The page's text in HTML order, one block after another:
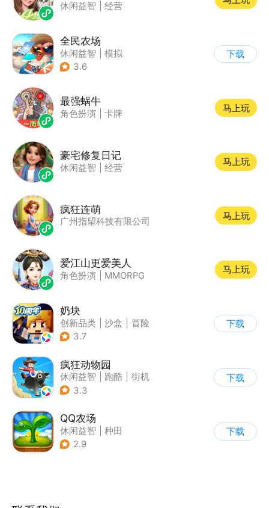
休闲益智 经营
全民农场
休闲益智
模拟
| 田园生活
3.6
下载
最强蜗牛
角色扮演 卡牌
马上玩
豪宅修复日记
休闲益智 经营
马上玩
疯狂连萌
广州指望科技有限公司
马上玩
爱江山更爱美人
角色扮演 MMORPG
马上玩
奶块
创新品类 沙盒
冒险
| 开放世界
3.7
下载
疯狂动物园
休闲益智 跑酷
街机
| 像素风
3.3
下载
QQ农场
休闲益智
种田
| 田园生活
2.9
下载